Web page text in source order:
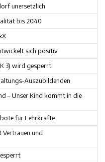
unersetzlich
bis 2040
sich positiv
3) wird gesperrt
Auszubildenden
– Unser Kind kommt in die
für Lehrkräfte
Vertrauen und